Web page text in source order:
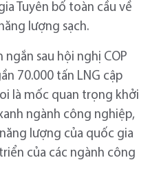
Tuyên bố toàn cầu về
lượng sạch.
sau hội nghị COP
70.000 tấn LNG cập
là mốc quan trọng khởi
ngành công nghiệp,
lượng của quốc gia
của các ngành công